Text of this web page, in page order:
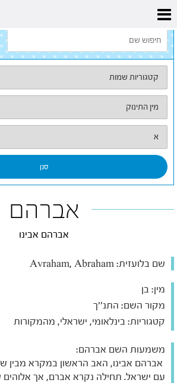
דף הבית
אברהם
אברהם אבינו
שם בלועזית:
מין: בן
מקור השם: התנ''ך
קטגוריות: בינלאומי, ישראלי, מהמקורות
משמעות השם אברהם:
אברהם אבינו, האב הראשון במקרא מבין
עם ישראל. תחילה נקרא אברם, אך